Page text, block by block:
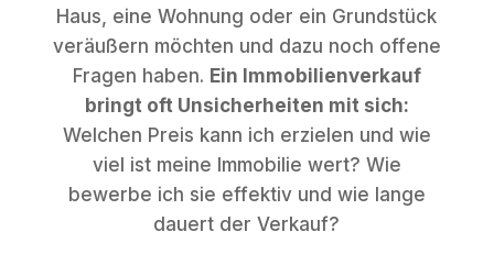
Haus, eine Wohnung oder ein Grundstück
veräußern möchten und dazu noch offene
Fragen haben. Ein Immobilienverkauf
bringt oft Unsicherheiten mit sich:
Welchen Preis kann ich erzielen und wie
viel ist meine Immobilie wert? Wie
bewerbe ich sie effektiv und wie lange
dauert der Verkauf?